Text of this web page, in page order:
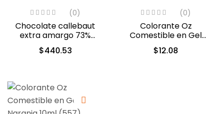
(0)
Chocolate callebaut
extra amargo 73%
cacao (40-804)
$440.53
(0)
Colorante Oz
Comestible en Gel
Negro 10 ml (558)
$12.08